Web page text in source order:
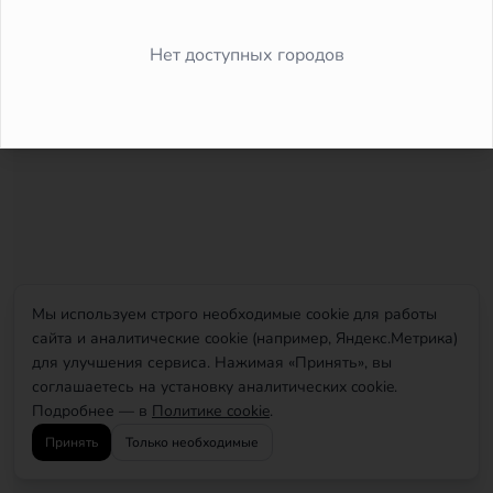
Мы используем строго необходимые cookie для работы
сайта и аналитические cookie (например, Яндекс.Метрика)
для улучшения сервиса. Нажимая «Принять», вы
соглашаетесь на установку аналитических cookie.
Подробнее — в Политике cookie.
Принять Только необходимые
Нет доступных городов